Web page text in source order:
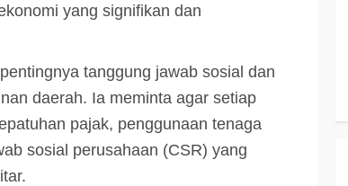
yang signifikan dan
tanggung jawab sosial dan
daerah. Ia meminta agar setiap
pajak, penggunaan tenaga
sosial perusahaan (CSR) yang